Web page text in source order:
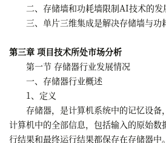
二、存储墙和功耗墙限制AI技术的发
三、单片三维集成是解决存储墙与功
第三章 项目技术所处市场分析
第一节 存储器行业发展情况
一、存储器行业概述
1、定义
存储器，是计算机系统中的记忆设备
计算机中的全部信息，包括输入的原始数
行结果和最终运行结果都保存在存储器中